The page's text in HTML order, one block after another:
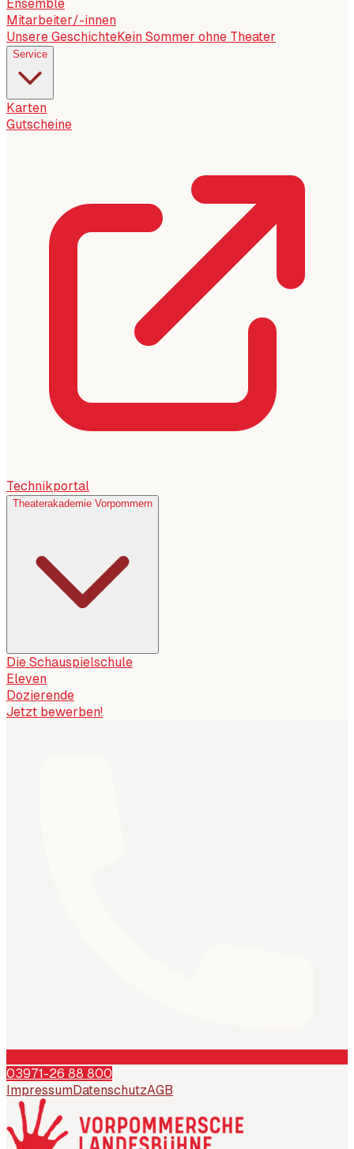
Ensemble
Mitarbeiter/-innen
Unsere GeschichteKein Sommer ohne Theater
Service
Karten
Gutscheine
Technikportal
Theaterakademie Vorpommern
Die Schauspielschule
Eleven
Dozierende
Jetzt bewerben!
03971-26 88 800
Impressum DatenschutzAGB